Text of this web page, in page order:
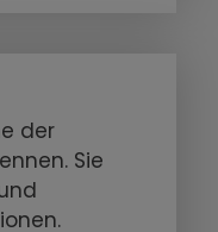
der
Sie